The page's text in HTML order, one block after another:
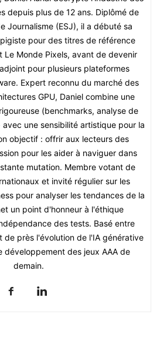
depuis plus de 12 ans. Diplômé de
Journalisme (ESJ), il a débuté sa
pour des titres de référence
Le Monde Pixels, avant de devenir
pour plusieurs plateformes
Expert reconnu du marché des
GPU, Daniel combine une
(benchmarks, analyse de
une sensibilité artistique pour la
objectif : offrir aux lecteurs des
pour les aider à naviguer dans
mutation. Membre votant de
et invité régulier sur les
pour analyser les tendances de la
un point d'honneur à l'éthique
des tests. Basé entre
de près l'évolution de l'IA générative
développement des jeux AAA de
demain.